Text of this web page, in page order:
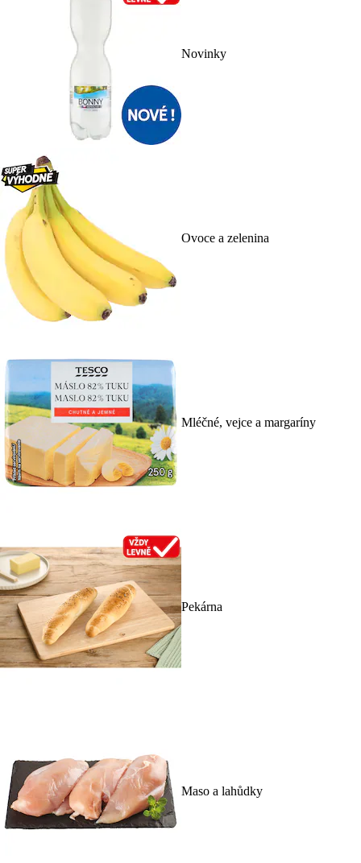
Novinky
Ovoce a zelenina
Mléčné, vejce a margaríny
Pekárna
Maso a lahůdky